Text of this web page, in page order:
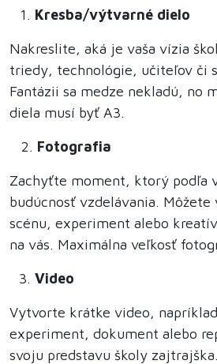
Kresba/výtvarné dielo
Nakreslite, aká je vaša vízia
triedy, technológie, učiteľov či
Fantázii sa medze nekladú, no
diela musí byť A3.
2. Fotografia
Zachyťte moment, ktorý podľa
budúcnosť vzdelávania.
scénu, experiment alebo
na vás. Maximálna veľkosť
Video
Vytvorte krátke video,
experiment, dokument alebo
svoju predstavu školy